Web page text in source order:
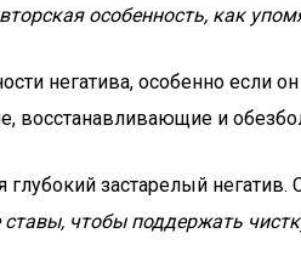
особенность, как
негатива, особенно если
восстанавливающие и
застарелый
чтобы поддержать